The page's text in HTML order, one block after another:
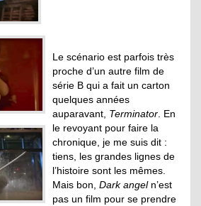
Le scénario est parfois très
proche d’un autre film de
série B qui a fait un carton
quelques années
auparavant, Terminator . En
le revoyant pour faire la
chronique, je me suis dit :
tiens, les grandes lignes de
l’histoire sont les mêmes.
Mais bon, Dark angeln’est
pas un film pour se prendre